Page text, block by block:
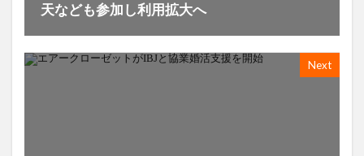
天なども参加し利用拡大へ
Next